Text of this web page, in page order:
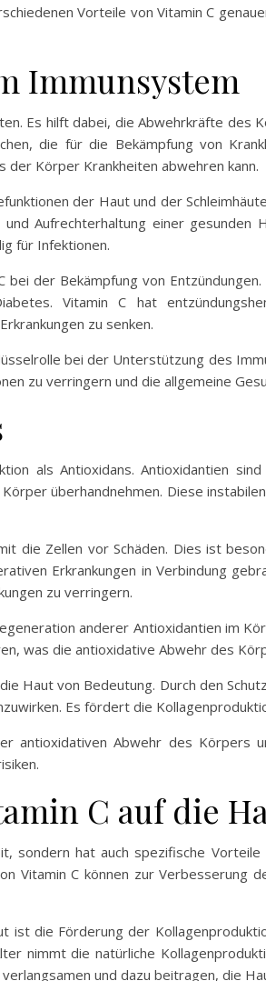
Vorteile von Vitamin C
Immunsystem
Es hilft dabei, die Abwehrkräfte des
die für die Bekämpfung von
Körper Krankheiten abwehren kann.
der Haut und der
Aufrechterhaltung einer gesunden
für Infektionen.
der Bekämpfung von
Vitamin C hat
zu senken.
bei der Unterstützung des
zu verringern und die allgemeine
als Antioxidans. Antioxidantien
überhandnehmen. Diese
die Zellen vor Schäden. Dies ist
Erkrankungen in Verbindung
zu verringern.
anderer Antioxidantien im
was die antioxidative Abwehr des
Haut von Bedeutung. Durch den
Es fördert die
antioxidativen Abwehr des Körpers
C auf die
sondern hat auch spezifische
Vitamin C können zur Verbesserung
ist die Förderung der
nimmt die natürliche
und dazu beitragen, die